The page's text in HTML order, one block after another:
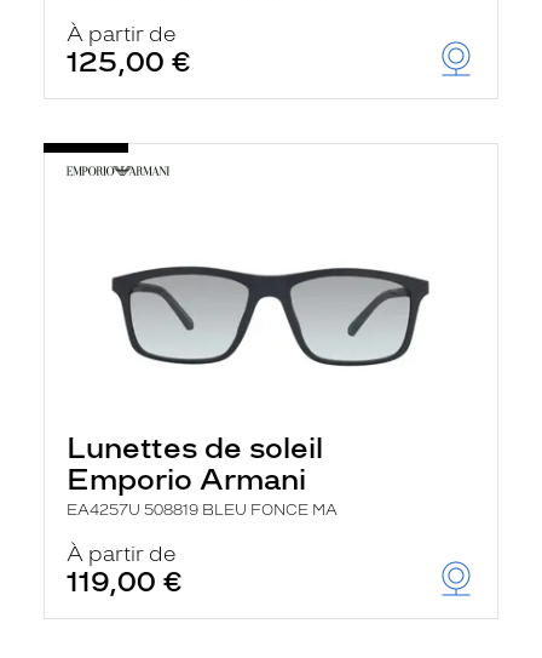
À partir de
125,00 €
Lunettes de soleil
Emporio Armani
EA4257U 508819 BLEU FONCE MA
À partir de
119,00 €